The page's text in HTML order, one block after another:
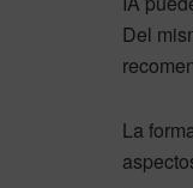
Del
La